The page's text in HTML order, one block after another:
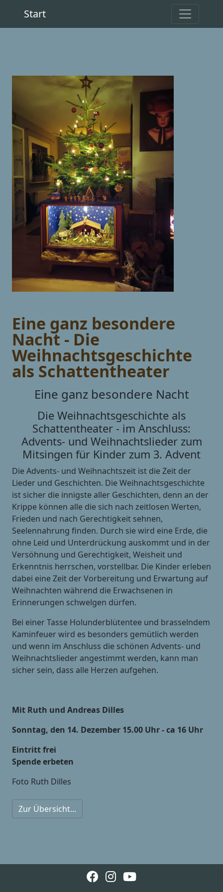
Start
Eine ganz besondere
Nacht - Die
Weihnachtsgeschichte
als Schattentheater
Eine ganz besondere Nacht
Die Weihnachtsgeschichte als
Schattentheater - im Anschluss:
Advents- und Weihnachtslieder zum
Mitsingen für Kinder zum 3. Advent
Die Advents- und Weihnachtszeit ist die Zeit der
Lieder und Geschichten. Die Weihnachtsgeschichte
ist sicher die innigste aller Geschichten, denn an der
Krippe können alle die sich nach zeitlosen Werten,
Frieden und nach Gerechtigkeit sehnen,
Seelennahrung finden. Durch sie wird eine Erde, die
ohne Leid und Unterdrückung auskommt und in der
Versöhnung und Gerechtigkeit, Weisheit und
Erkenntnis herrschen, vorstellbar. Die Kinder erleben
dabei eine Zeit der Vorbereitung und Erwartung auf
Weihnachten während die Erwachsenen in
Erinnerungen schwelgen dürfen.
Bei einer Tasse Holunderblütentee und brasselndem
Kaminfeuer wird es besonders gemütlich werden
und wenn im Anschluss die schönen Advents- und
Weihnachtslieder angestimmt werden, kann man
sicher sein, dass alle Herzen aufgehen.
Mit Ruth und Andreas Dilles
Sonntag, den 14. Dezember 15.00 Uhr - ca 16 Uhr
Eintritt frei
Spende erbeten
Foto Ruth Dilles
Zur Übersicht...